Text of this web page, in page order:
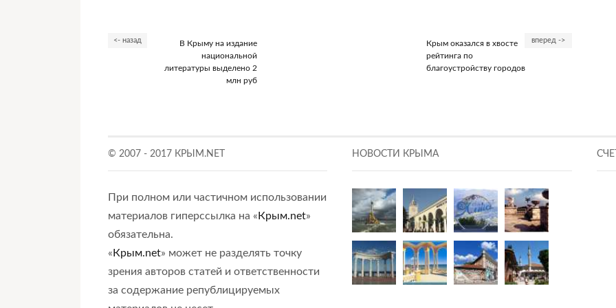
<- назад
В Крыму на издание
национальной
литературы выделено 2
млн руб
вперед ->
Крым оказался в хвосте
рейтинга по
благоустройству городов
© 2007 - 2017 КРЫМ.NET
При полном или частичном использовании
материалов гиперссылка на « Крым.net»
обязательна.
« Крым.net» может не разделять точку
зрения авторов статей и ответственности
за содержание републицируемых
НОВОСТИ КРЫМА